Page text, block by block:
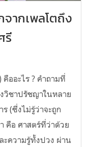
ากเพลโตถึง
รี
ออะไร ? คำถามที่
วิชาปรัชญาในหลาย
(ซึ่งไม่รู้ว่าจะถูก
คือ ศาสตร์ที่ว่าด้วย
ะความรู้ทั้งปวง ผ่าน